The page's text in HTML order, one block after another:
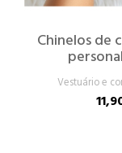
Chinelos de
Vestuário e